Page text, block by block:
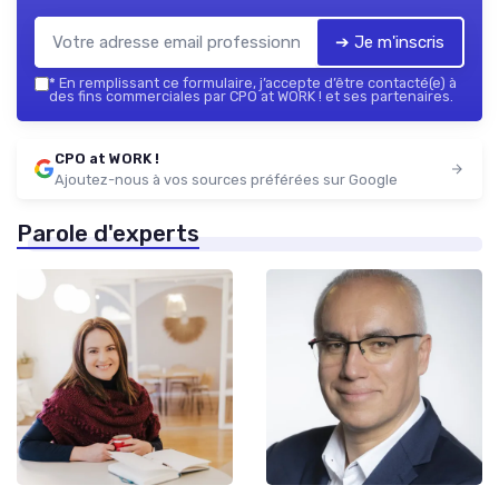
➔ Je m'inscris
* En remplissant ce formulaire, j’accepte d’être contacté(e) à
des fins commerciales par CPO at WORK ! et ses partenaires.
CPO at WORK !
Ajoutez-nous à vos sources préférées sur Google
Parole d'experts